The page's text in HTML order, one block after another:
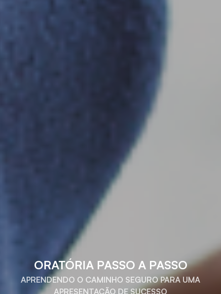
ORATÓRIA PASSO A PASSO
APRENDENDO O CAMINHO SEGURO PARA UMA
APRESENTAÇÃO DE SUCESSO